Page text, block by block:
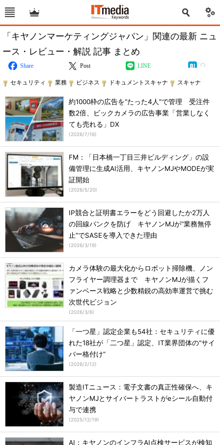
「キヤノンマーケティングジャパン」関連の最新 ニュ
ース・レビュー・解説 記事 まとめ
Share Post LINE
セキュリティ 業務 ビジネス ドキュメントスキャナ スキャナ
約1000枠の広告を“たった4人”で管理 受注件
数2倍、ビックカメラの広告事業「営業しなく
ても売れる」DX
(2026/7/16)
FM：「日本橋一丁目三井ビルディング」の設
備管理に生成AI活用、キヤノンMJやMODEが実
証開始
(2026/5/20)
IP競合と証明書エラーをどう回避したか2万人
の回線パンクを防げ キヤノンMJが“業務無停
止”でSASEを導入できた理由
(2026/3/19)
カメラ体験の最大化からロボット掃除機、ノン
フライヤー調理器まで キヤノンMJが描くフ
ァンベース戦略と少数精鋭の高効率運営で挑む
次世代ビジョン
(2026/3/6)
「一つ星」認定企業も54社：セキュリティに優
れた18社が「二つ星」認定、IT業界団体の“サイ
バー格付け”
(2026/2/12)
製造ITニュース：電子文書の真正性確保へ、キ
ヤノンMJとサイバートラストがeシール自動付
与で連携
(2025/12/19)
AI：キヤノンのインフラAI点検サービスが検知